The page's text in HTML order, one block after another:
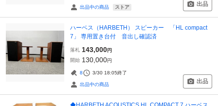
出品中の商品 ストア 出品
ハーベス（HARBETH） スピーカー 「HL compact
7」 専用置き台付 音出し確認済
落札 143,000円
開始 130,000円
8 3/30 18:05終了
出品中の商品 出品